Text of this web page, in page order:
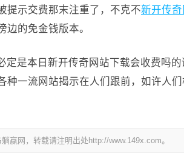
提示交费那末注重了，不克不新开传奇
边的免金钱版本。
定是本日新开传奇网站下载会收费吗
种一流网站揭示在人们跟前，如许人
赢网，转载请注明出处http://www.149x.com。